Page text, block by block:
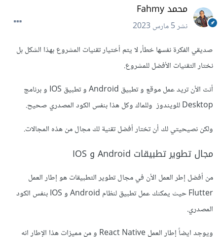
محمد Fahmy
نشر5 مارس 2023
صديقي الفكرة نفسها خطأ, لا يتم أختيار تقنيات المشروع بهذا الشكل بل
نختار التقنيات الأفضل للمشروع.
أنت الأن تريد عمل موقع و تطبيق Android و تطبيق IOS و برنامج
Desktop للويندوز وللماك وكل هذا بنفس الكود المصدري صحيح.
ولكن نصيحيتي لك أن تختار أفضل تقنية لك مجال من هذه المجالات.
مجال تطوير تطبيقات Android و IOS
من أفضل إطر العمل الأن في مجال تطوير التطبيقات هو إطار العمل
Flutter حيث يمكنك عمل تطبيق لنظام Android و IOS بنفس الكود
المصدري.
ويوجد ايضاً إطار العمل React Native و من مميزات هذا الإطار انه